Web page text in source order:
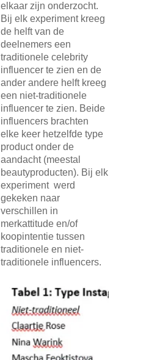
elkaar zijn onderzocht.
Bij elk experiment kreeg
de helft van de
deelnemers een
traditionele celebrity
influencer te zien en de
ander andere helft kreeg
een niet-traditionele
influencer te zien. Beide
influencers brachten
elke keer hetzelfde type
product onder de
aandacht (meestal
beautyproducten). Bij elk
experiment werd
gekeken naar
verschillen in
merkattitude en/of
koopintentie tussen
traditionele en niet-
traditionele influencers.